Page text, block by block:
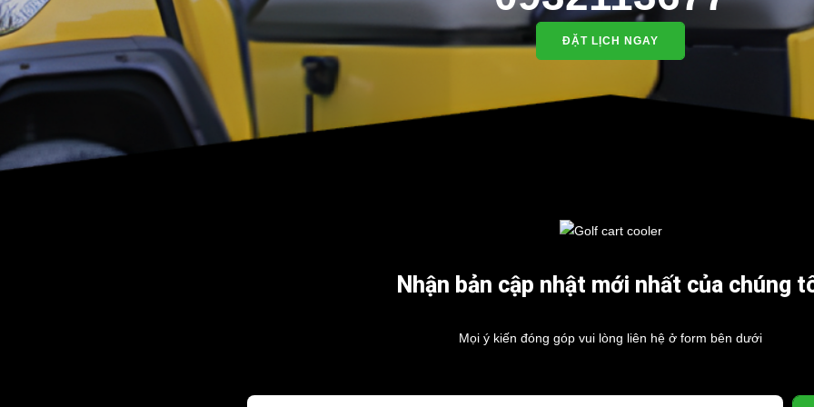
ĐẶT LỊCH NGAY
Nhận bản cập nhật mới nhất của chúng
Mọi ý kiến đóng góp vui lòng liên hệ ở form bên dưới